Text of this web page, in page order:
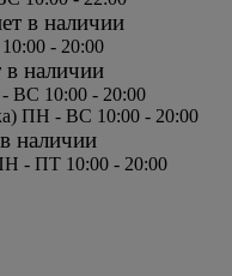
в наличии
- 20:00
в наличии
ВС 10:00 - 20:00
ПН - ВС 10:00 - 20:00
наличии
- ПТ 10:00 - 20:00